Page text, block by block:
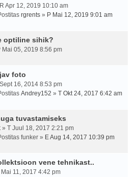
Apr 12, 2019 10:10 am
rgrents » P Mai 12, 2019 9:01 am
optiline sihik?
Mai 05, 2019 8:56 pm
foto
16, 2014 8:53 pm
Andrey152 » T Okt 24, 2017 6:42 am
tuvastamiseks
» T Juul 18, 2017 2:21 pm
funker » E Aug 14, 2017 10:39 pm
vene tehnikast..
11, 2017 4:42 pm